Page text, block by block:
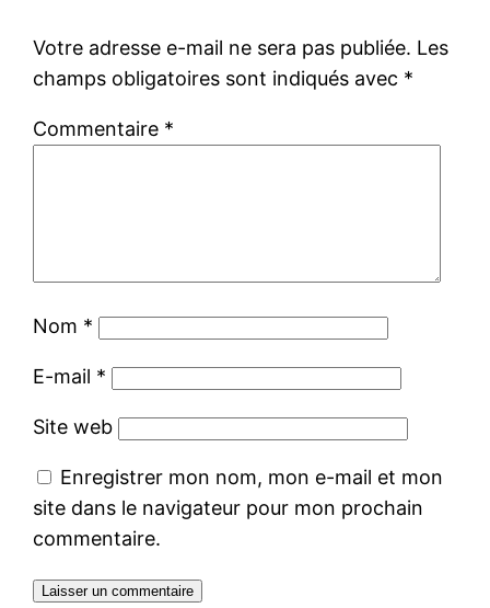
Votre adresse e-mail ne sera pas publiée. Les
champs obligatoires sont indiqués avec *
Commentaire *
Nom *
E-mail *
Site web
Enregistrer mon nom, mon e-mail et mon
site dans le navigateur pour mon prochain
commentaire.